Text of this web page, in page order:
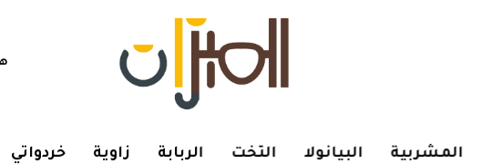
المشربية البيانولا التخت الربابة زاوية خردواتي